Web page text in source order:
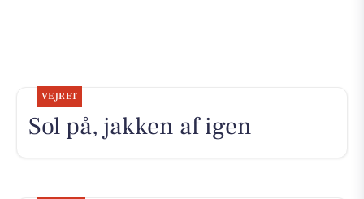
VEJRET
Sol på, jakken af igen